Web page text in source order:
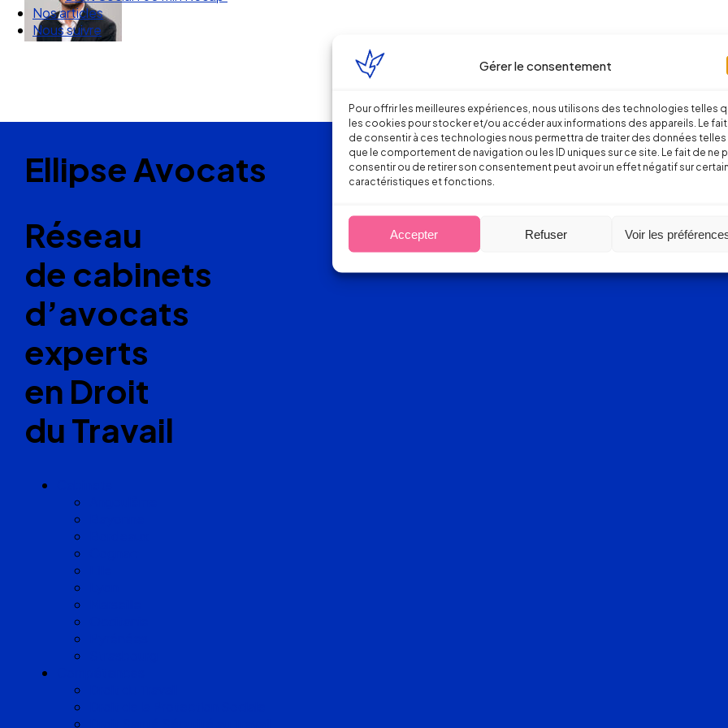
Gérer le consentement
Pour offrir les meilleures expériences, nous utilisons des technologies telles
les cookies pour stocker et/ou accéder aux informations des appareils. Le fait
de consentir à ces technologies nous permettra de traiter des données telles
que le comportement de navigation ou les ID uniques sur ce site. Le fait de ne
consentir ou de retirer son consentement peut avoir un effet négatif sur
caractéristiques et fonctions.
Accepter Refuser Voir les
Nous suivre
Ellipse Avocats
Réseau
de cabinets
d’avocats
experts
en Droit
du Travail